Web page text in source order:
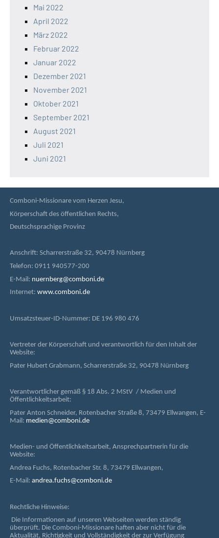
Mai 2022
April 2022
März 2022
Februar 2022
Januar 2022
Dezember 2021
November 2021
Oktober 2021
September 2021
August 2021
Juli 2021
Juni 2021
Comboni-Missionare vom Herzen Jesu,
Körperschaft des öffentlichen Rechts,
Deutschsprachige Provinz
Anschrift: Scharrerstraße 32, 90478 Nürnberg
Telefon: 0911 940577-200
E-Mail: nuernberg@comboni.de
Internet: www.comboni.de
Umsatzsteuer-ID-Nummer: DE 196 980 476
Vertreter der Körperschaft und verantwortlich für den Inhalt der
Website:
Pater Hubert Grabmann, Scharrerstraße 32, 90478 Nürnberg
Verantwortlicher gemäß § 18 Abs. 2 MStV / Medien und
Öffentlichkeitsarbeit:
Pater Anton Schneider, Rotenbacher Straße 8, 73479 Ellwangen, E-
Mail: medien@comboni.de
Medien- und Öffentlichkeitsarbeit, Ansprechpartnerin für die
Website:
Andrea Fuchs, Rotenbacher Str. 8, 73479 Ellwangen,
E-Mail: andrea.fuchs@comboni.de
Rechtliche Hinweise:
Die Informationen auf unseren Webseiten werden ständig
überprüft. Die Comboni-Missionare haften aber nicht für die
Aktualität, Richtigkeit und Vollständigkeit der zur Verfügung